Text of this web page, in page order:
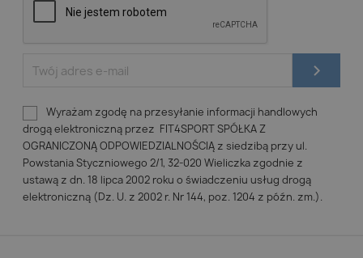
Wyrażam zgodę na przesyłanie informacji handlowych
drogą elektroniczną przez FIT4SPORT SPÓŁKA Z
OGRANICZONĄ ODPOWIEDZIALNOŚCIĄ z siedzibą przy ul.
Powstania Styczniowego 2/1, 32-020 Wieliczka zgodnie z
ustawą z dn. 18 lipca 2002 roku o świadczeniu usług drogą
elektroniczną (Dz. U. z 2002 r. Nr 144, poz. 1204 z późn. zm.).